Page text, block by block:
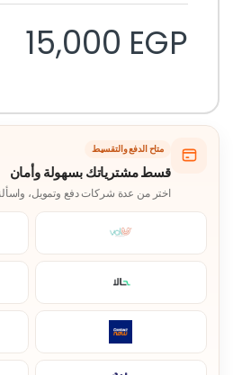
15,000 EGP
متاح الدفع والتقسيط
قسط مشترياتك بسهولة وأمان
اختر من عدة شركات دفع وتمويل،